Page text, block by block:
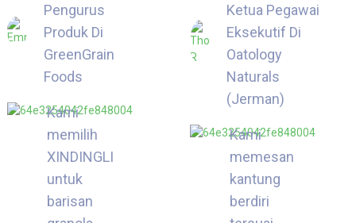
Pengurus
Produk Di
GreenGrain
Foods
Kami
memilih
XINDINGLI
untuk
barisan
Ketua Pegawai
Eksekutif Di
Oatology
Naturals
(Jerman)
Kami
memesan
kantung
berdiri